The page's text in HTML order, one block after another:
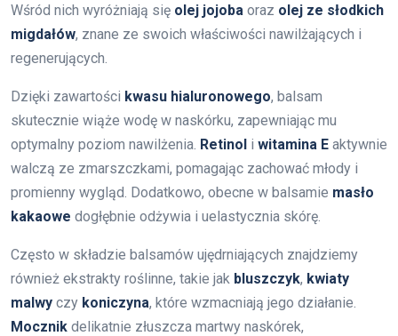
Wśród nich wyróżniają się olej jojoba oraz olej ze słodkich
migdałów, znane ze swoich właściwości nawilżających i
regenerujących.
Dzięki zawartości kwasu hialuronowego, balsam
skutecznie wiąże wodę w naskórku, zapewniając mu
optymalny poziom nawilżenia. Retinol i witamina E aktywnie
walczą ze zmarszczkami, pomagając zachować młody i
promienny wygląd. Dodatkowo, obecne w balsamie masło
kakaowe dogłębnie odżywia i uelastycznia skórę.
Często w składzie balsamów ujędrniających znajdziemy
również ekstrakty roślinne, takie jak bluszczyk, kwiaty
malwy czy koniczyna, które wzmacniają jego działanie.
Mocznik delikatnie złuszcza martwy naskórek,